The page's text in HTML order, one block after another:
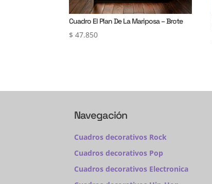
Cuadro El Plan De La Mariposa – Brote
$ 47.850
Navegación
Cuadros decorativos Rock
Cuadros decorativos Pop
Cuadros decorativos Electronica